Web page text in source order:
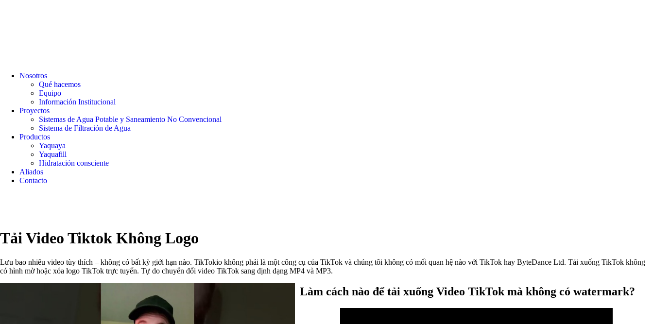
Nosotros
Qué hacemos
Equipo
Información Institucional
Proyectos
Sistemas de Agua Potable y Saneamiento No Convencional
Sistema de Filtración de Agua
Productos
Yaquaya
Yaquafill
Hidratación consciente
Aliados
Contacto
Tải Video Tiktok Không Logo
Lưu bao nhiêu video tùy thích – không có bất kỳ giới hạn nào. TikTokio không phải là một công cụ của TikTok và chúng tôi không có mối quan hệ nào với TikTok hay ByteDance Ltd. Tải xuống TikTok không
có hình mờ hoặc xóa logo TikTok trực tuyến. Tự do chuyển đổi video TikTok sang định dạng MP4 và MP3.
Làm cách nào để tải xuống Video TikTok mà không có watermark?